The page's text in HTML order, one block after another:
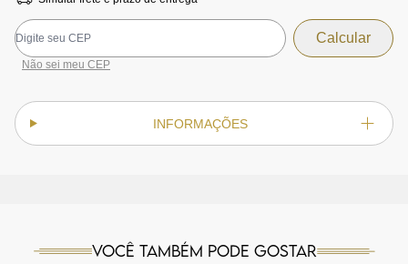
Não sei meu CEP
INFORMAÇÕES
Você também pode gostar